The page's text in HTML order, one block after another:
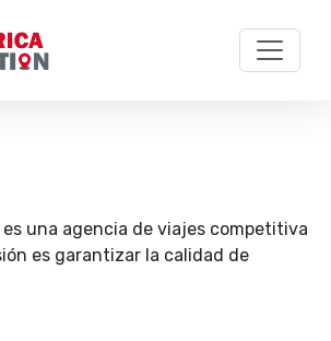
una agencia de viajes competitiva
es garantizar la calidad de